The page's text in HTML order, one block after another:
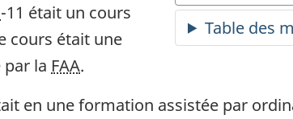
-11 était un cours
cours était une
la FAA.
en une formation assistée par